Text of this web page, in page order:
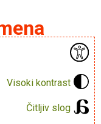
Visoki kontrast
Čitljiv slog